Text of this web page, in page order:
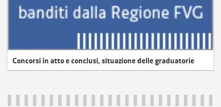
Concorsi in atto e conclusi, situazione delle graduatorie